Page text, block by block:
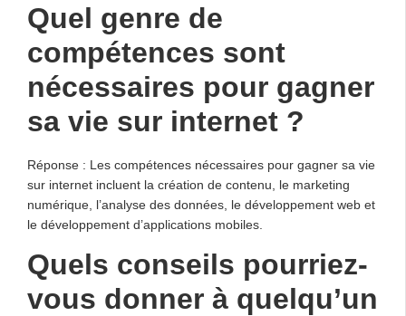
Quel genre de
compétences sont
nécessaires pour gagner
sa vie sur internet ?
Réponse : Les compétences nécessaires pour gagner sa vie
sur internet incluent la création de contenu, le marketing
numérique, l’analyse des données, le développement web et
le développement d’applications mobiles.
Quels conseils pourriez-
vous donner à quelqu’un